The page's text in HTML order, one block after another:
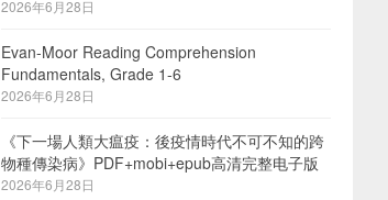
2026年6月28日
Evan-Moor Reading Comprehension
Fundamentals, Grade 1-6
2026年6月28日
《下一場人類大瘟疫：後疫情時代不可不知的跨
物種傳染病》PDF+mobi+epub高清完整电子版
2026年6月28日